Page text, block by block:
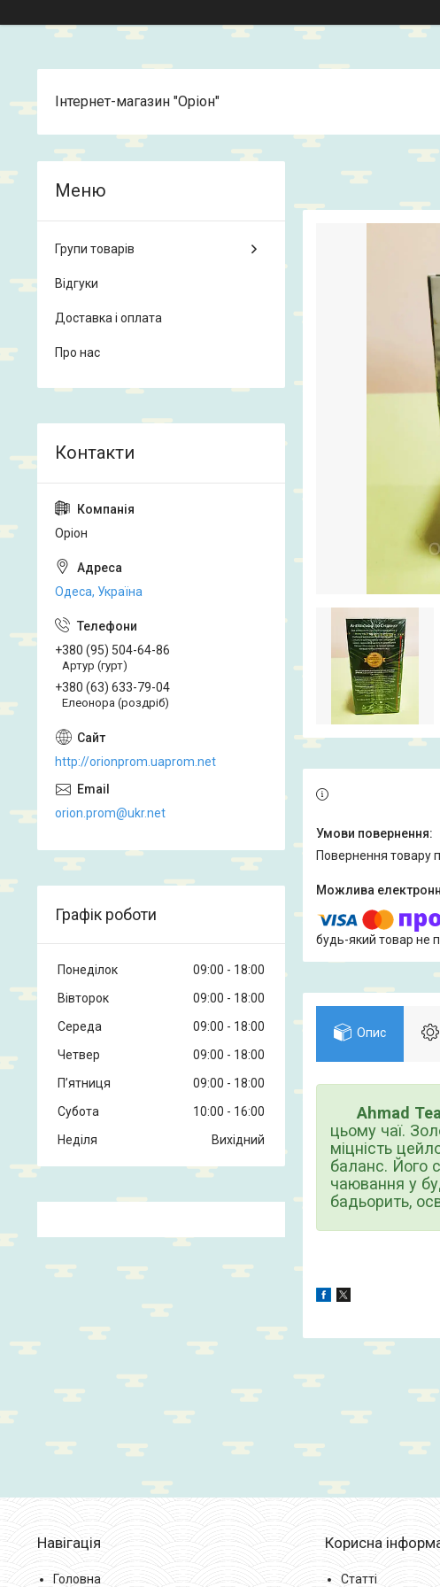
Інтернет-магазин "Оріон"
повернення товару
будь-який товар не
Опис
Ahmad Tea
цьому чаї.
міцність
баланс. Його
чаювання у
бадьорить,
Групи товарів
Відгуки
Доставка і оплата
Про нас
Оріон
Одеса, Україна
+380 (95) 504-64-86
Артур (гурт)
+380 (63) 633-79-04
Елеонора (роздріб)
http://orionprom.uaprom.net
orion.prom@ukr.net
Графік роботи
Понеділок 09:00
18:00
Вівторок
09:00
18:00
Середа
09:00
18:00
Четвер
09:00
18:00
Пʼятниця
09:00
18:00
Субота
10:00
16:00
Неділя
Вихідний
Навігація
Головна
Корисна
Статті